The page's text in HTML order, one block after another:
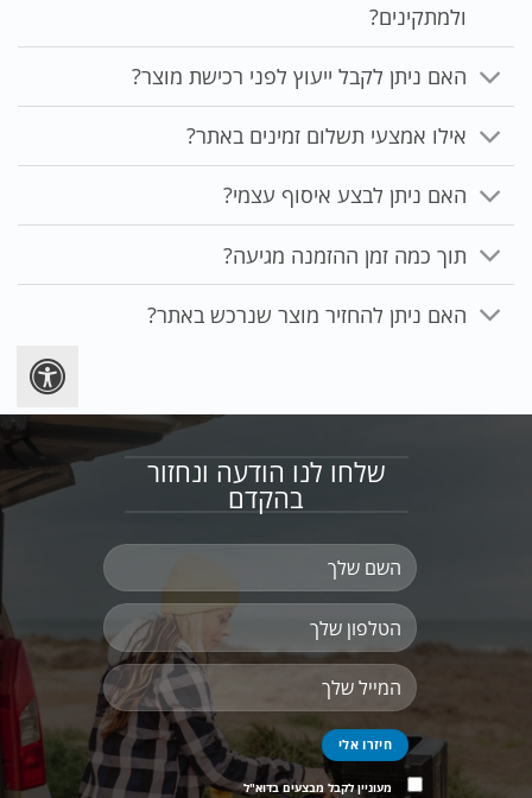
ולמתקינים?
האם ניתן לקבל ייעוץ לפני רכישת מוצר?
אילו אמצעי תשלום זמינים באתר?
האם ניתן לבצע איסוף עצמי?
תוך כמה זמן ההזמנה מגיעה?
האם ניתן להחזיר מוצר שנרכש באתר?
שלחו לנו הודעה ונחזור
בהקדם
מעוניין לקבל מבצעים בדוא"ל